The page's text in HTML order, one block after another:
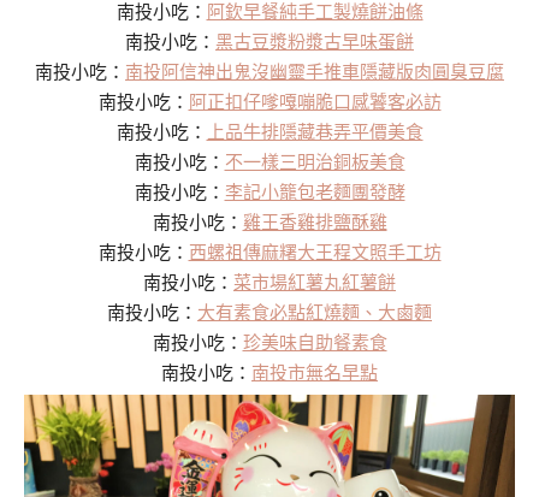
南投小吃： 阿欽早餐純手工製燒餅油條
南投小吃： 黑古豆漿粉漿古早味蛋餅
南投小吃： 南投阿信神出鬼沒幽靈手推車隱藏版肉圓臭豆腐
南投小吃： 阿正扣仔嗲嘎嘣脆口感饕客必訪
南投小吃：
上品牛排隱藏巷弄平價美食
南投小吃： 不一樣三明治銅板美食
南投小吃： 李記小籠包老麵團發酵
南投小吃： 雞王香雞排鹽酥雞
南投小吃： 西螺祖傳麻糬大王程文照手工坊
南投小吃： 菜市場紅薯丸紅薯餅
南投小吃： 大有素食必點紅燒麵、大鹵麵
南投小吃： 珍美味自助餐素食
南投小吃： 南投市無名早點